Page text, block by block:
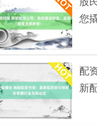
您
配
新